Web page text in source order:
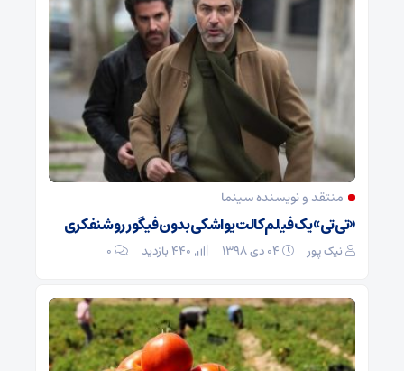
منتقد و نویسنده سینما
«تی‌تی» یک فیلم کالت یواشکی بدون فیگور روشنفکری
نیک پور ۰